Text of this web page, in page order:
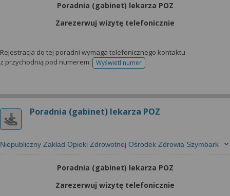
Poradnia (gabinet) lekarza POZ
Zarezerwuj wizytę telefonicznie
Rejestracja do tej poradni wymaga telefonicznego kontaktu
z przychodnią pod numerem:
Wyświetl numertelefonu do rejestracji
Poradnia (gabinet) lekarza POZ
Niepubliczny Zakład Opieki Zdrowotnej Ośrodek Zdrowia Szymbark
Poradnia (gabinet) lekarza POZ
Zarezerwuj wizytę telefonicznie